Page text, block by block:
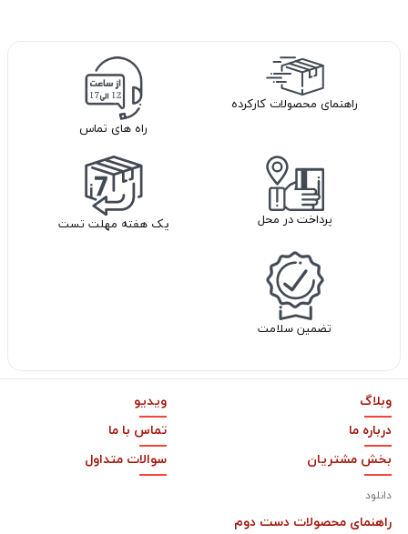
راهنمای محصولات کارکرده
راه های تماس
پرداخت در محل یک هفته مهلت تست
تضمین سلامت
وبلاگ
ویدیو
درباره ما
تماس با ما
بخش مشتریان
دانلود
سوالات متداول
راهنمای محصولات دست دوم